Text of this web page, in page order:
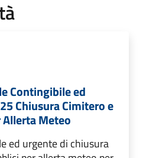
Contingibile ed
Chiusura Cimitero e
Meteo
ed urgente di chiusura